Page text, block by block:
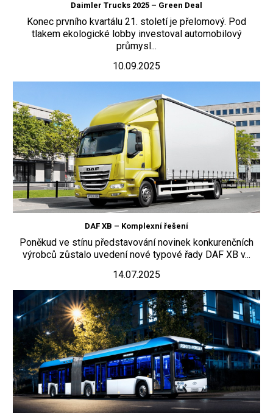
Daimler Trucks 2025 – Green Deal
Konec prvního kvartálu 21. století je přelomový. Pod
tlakem ekologické lobby investoval automobilový
průmysl...
10.09.2025
DAF XB – Komplexní řešení
Poněkud ve stínu představování novinek konkurenčních
výrobců zůstalo uvedení nové typové řady DAF XB v...
14.07.2025